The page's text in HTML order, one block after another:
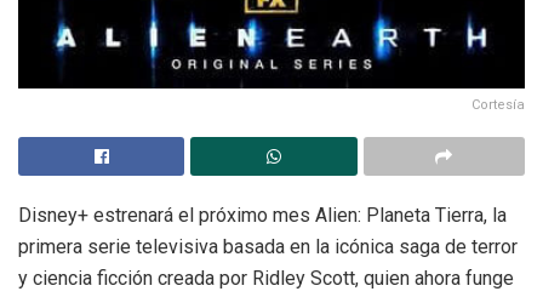
Cortesía
Disney+ estrenará el próximo mes Alien: Planeta Tierra, la
primera serie televisiva basada en la icónica saga de terror
y ciencia ficción creada por Ridley Scott, quien ahora funge